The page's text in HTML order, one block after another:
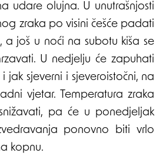
udare olujna. U unutrašnjosti
zraka po visini češće padati
a još u noći na subotu kiša se
U nedjelju će zapuhati
jak sjeverni i sjeveroistočni, na
vjetar. Temperatura zraka
pa će u ponedjeljak
ponovno biti vrlo
kopnu.